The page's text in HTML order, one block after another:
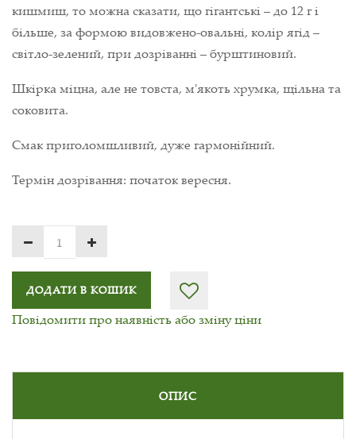
кишмиш, то можна сказати, що гігантські – до 12 г і
більше, за формою видовжено-овальні, колір ягід –
світло-зелений, при дозріванні – бурштиновий.
Шкірка міцна, але не товста, м'якоть хрумка, щільна та
соковита.
Смак приголомшливий, дуже гармонійний.
Термін дозрівання: початок вересня.
ДОДАТИ В КОШИК
Повідомити про наявність або зміну ціни
ОПИС